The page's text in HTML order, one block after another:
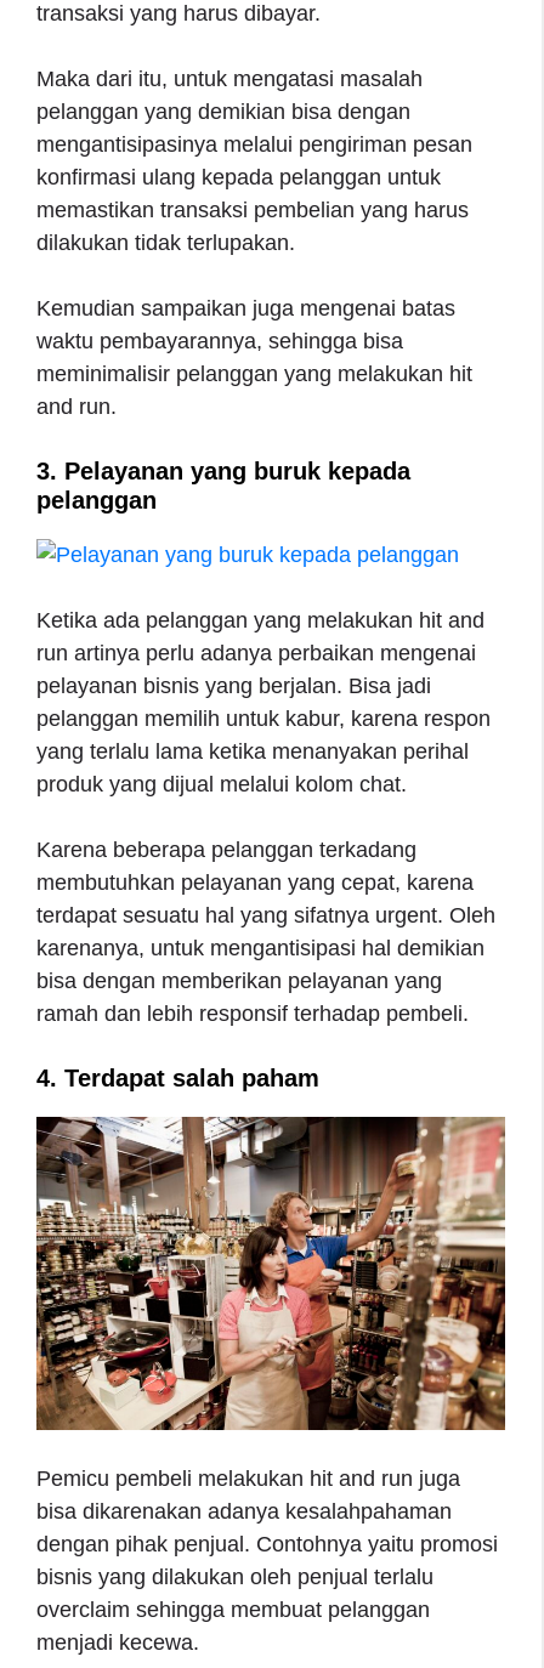
transaksi yang harus dibayar.
Maka dari itu, untuk mengatasi masalah
pelanggan yang demikian bisa dengan
mengantisipasinya melalui pengiriman pesan
konfirmasi ulang kepada pelanggan untuk
memastikan transaksi pembelian yang harus
dilakukan tidak terlupakan.
Kemudian sampaikan juga mengenai batas
waktu pembayarannya, sehingga bisa
meminimalisir pelanggan yang melakukan hit
and run.
3. Pelayanan yang buruk kepada
pelanggan
Ketika ada pelanggan yang melakukan hit and
run artinya perlu adanya perbaikan mengenai
pelayanan bisnis yang berjalan. Bisa jadi
pelanggan memilih untuk kabur, karena respon
yang terlalu lama ketika menanyakan perihal
produk yang dijual melalui kolom chat.
Karena beberapa pelanggan terkadang
membutuhkan pelayanan yang cepat, karena
terdapat sesuatu hal yang sifatnya urgent. Oleh
karenanya, untuk mengantisipasi hal demikian
bisa dengan memberikan pelayanan yang
ramah dan lebih responsif terhadap pembeli.
4. Terdapat salah paham
Pemicu pembeli melakukan hit and run juga
bisa dikarenakan adanya kesalahpahaman
dengan pihak penjual. Contohnya yaitu promosi
bisnis yang dilakukan oleh penjual terlalu
overclaim sehingga membuat pelanggan
menjadi kecewa.